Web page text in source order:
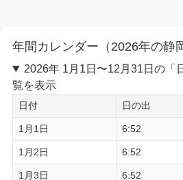
年間カレンダー（2026年の静
2026年 1月1日〜12月31日の「
覧を表示
日付 日の出
1月1日 6:52
1月2日 6:52
1月3日 6:52